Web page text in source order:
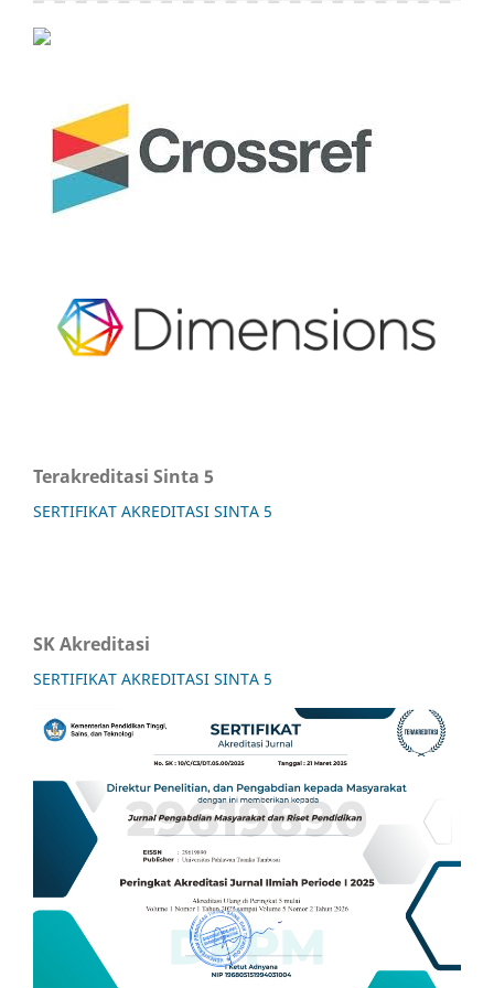
Terakreditasi Sinta 5
SERTIFIKAT AKREDITASI SINTA 5
SK Akreditasi
SERTIFIKAT AKREDITASI SINTA 5